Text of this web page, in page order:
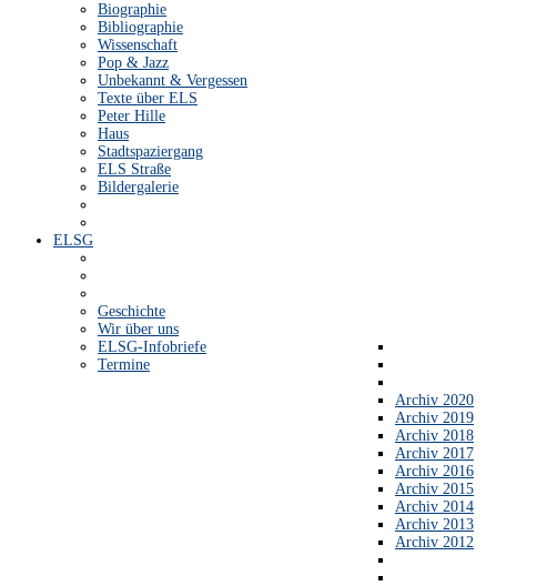
Biographie
Bibliographie
Wissenschaft
Pop & Jazz
Unbekannt & Vergessen
Texte über ELS
Peter Hille
Haus
Stadtspaziergang
ELS Straße
Bildergalerie
ELSG
Geschichte
Wir über uns
ELSG-Infobriefe
Termine
Archiv 2020
Archiv 2019
Archiv 2018
Archiv 2017
Archiv 2016
Archiv 2015
Archiv 2014
Archiv 2013
Archiv 2012